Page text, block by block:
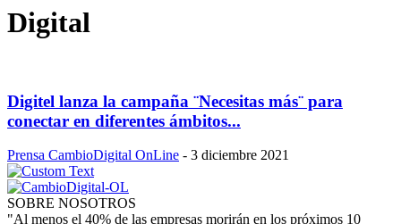
Digital
Digitel lanza la campaña ¨Necesitas más¨ para
conectar en diferentes ámbitos...
Prensa CambioDigital OnLine - 3 diciembre 2021
SOBRE NOSOTROS
"Al menos el 40% de las empresas morirán en los próximos 10